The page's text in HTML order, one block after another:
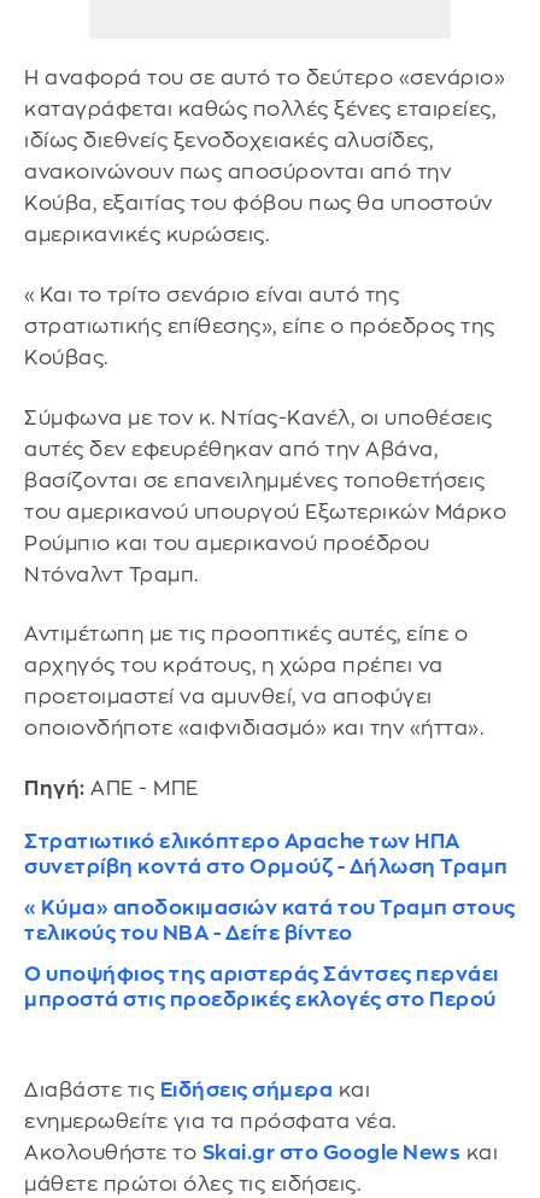
Η αναφορά του σε αυτό το δεύτερο «σενάριο»
καταγράφεται καθώς πολλές ξένες εταιρείες,
ιδίως διεθνείς ξενοδοχειακές αλυσίδες,
ανακοινώνουν πως αποσύρονται από την
Κούβα, εξαιτίας του φόβου πως θα υποστούν
αμερικανικές κυρώσεις.
«Και το τρίτο σενάριο είναι αυτό της
στρατιωτικής επίθεσης», είπε ο πρόεδρος της
Κούβας.
Σύμφωνα με τον κ. Ντίας-Κανέλ, οι υποθέσεις
αυτές δεν εφευρέθηκαν από την Αβάνα,
βασίζονται σε επανειλημμένες τοποθετήσεις
του αμερικανού υπουργού Εξωτερικών Μάρκο
Ρούμπιο και του αμερικανού προέδρου
Ντόναλντ Τραμπ.
Αντιμέτωπη με τις προοπτικές αυτές, είπε ο
αρχηγός του κράτους, η χώρα πρέπει να
προετοιμαστεί να αμυνθεί, να αποφύγει
οποιονδήποτε «αιφνιδιασμό» και την «ήττα».
Πηγή: ΑΠΕ - ΜΠΕ
Στρατιωτικό ελικόπτερο Apache των ΗΠΑ
συνετρίβη κοντά στο Ορμούζ - Δήλωση Τραμπ
«Κύμα» αποδοκιμασιών κατά του Τραμπ στους
τελικούς του NBA - Δείτε βίντεο
Ο υποψήφιος της αριστεράς Σάντσες περνάει
μπροστά στις προεδρικές εκλογές στο Περού
Διαβάστε τις Ειδήσεις σήμερα και
ενημερωθείτε για τα πρόσφατα νέα.
Ακολουθήστε το Skai.gr στο Google News και
μάθετε πρώτοι όλες τις ειδήσεις.